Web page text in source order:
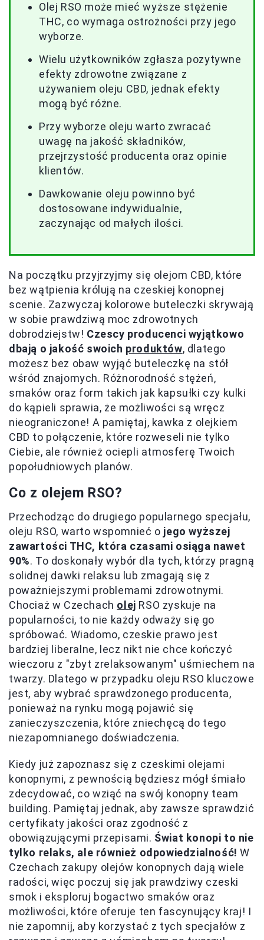
Olej RSO może mieć wyższe stężenie
THC, co wymaga ostrożności przy jego
wyborze.
Wielu użytkowników zgłasza pozytywne
efekty zdrowotne związane z
używaniem oleju CBD, jednak efekty
mogą być różne.
Przy wyborze oleju warto zwracać
uwagę na jakość składników,
przejrzystość producenta oraz opinie
klientów.
Dawkowanie oleju powinno być
dostosowane indywidualnie,
zaczynając od małych ilości.
Na początku przyjrzyjmy się olejom CBD, które
bez wątpienia królują na czeskiej konopnej
scenie. Zazwyczaj kolorowe buteleczki skrywają
w sobie prawdziwą moc zdrowotnych
dobrodziejstw! Czescy producenci wyjątkowo
dbają o jakość swoich produktów, dlatego
możesz bez obaw wyjąć buteleczkę na stół
wśród znajomych. Różnorodność stężeń,
smaków oraz form takich jak kapsułki czy kulki
do kąpieli sprawia, że możliwości są wręcz
nieograniczone! A pamiętaj, kawka z olejkiem
CBD to połączenie, które rozweseli nie tylko
Ciebie, ale również ociepli atmosferę Twoich
popołudniowych planów.
Co z olejem RSO?
Przechodząc do drugiego popularnego specjału,
oleju RSO, warto wspomnieć o jego wyższej
zawartości THC, która czasami osiąga nawet
90%. To doskonały wybór dla tych, którzy pragną
solidnej dawki relaksu lub zmagają się z
poważniejszymi problemami zdrowotnymi.
Chociaż w Czechach olej RSO zyskuje na
popularności, to nie każdy odważy się go
spróbować. Wiadomo, czeskie prawo jest
bardziej liberalne, lecz nikt nie chce kończyć
wieczoru z "zbyt zrelaksowanym" uśmiechem na
twarzy. Dlatego w przypadku oleju RSO kluczowe
jest, aby wybrać sprawdzonego producenta,
ponieważ na rynku mogą pojawić się
zanieczyszczenia, które zniechęcą do tego
niezapomnianego doświadczenia.
Kiedy już zapoznasz się z czeskimi olejami
konopnymi, z pewnością będziesz mógł śmiało
zdecydować, co wziąć na swój konopny team
building. Pamiętaj jednak, aby zawsze sprawdzić
certyfikaty jakości oraz zgodność z
obowiązującymi przepisami. Świat konopi to nie
tylko relaks, ale również odpowiedzialność! W
Czechach zakupy olejów konopnych dają wiele
radości, więc poczuj się jak prawdziwy czeski
smok i eksploruj bogactwo smaków oraz
możliwości, które oferuje ten fascynujący kraj! I
nie zapomnij, aby korzystać z tych specjałów z